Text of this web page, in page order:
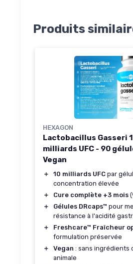
Produits
HEXAGON
Lactobacillus Gasseri
milliards UFC - 90
Vegan
＋ 10 milliards UFC par
concentration élevée
＋
Cure complète +3 mois
＋
Gélules DRcaps™ pour
résistance à l'acidité
＋
Freshcare™ Fraîcheur
formulation préservée
＋
Vegan : sans ingrédients
animale